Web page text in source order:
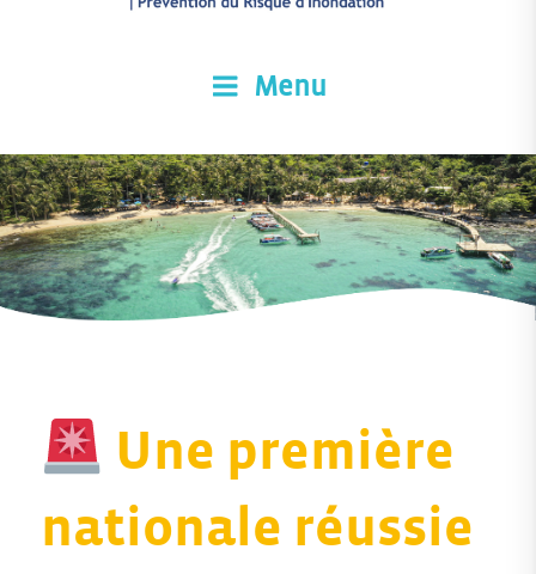
Menu
Une première
nationale réussie